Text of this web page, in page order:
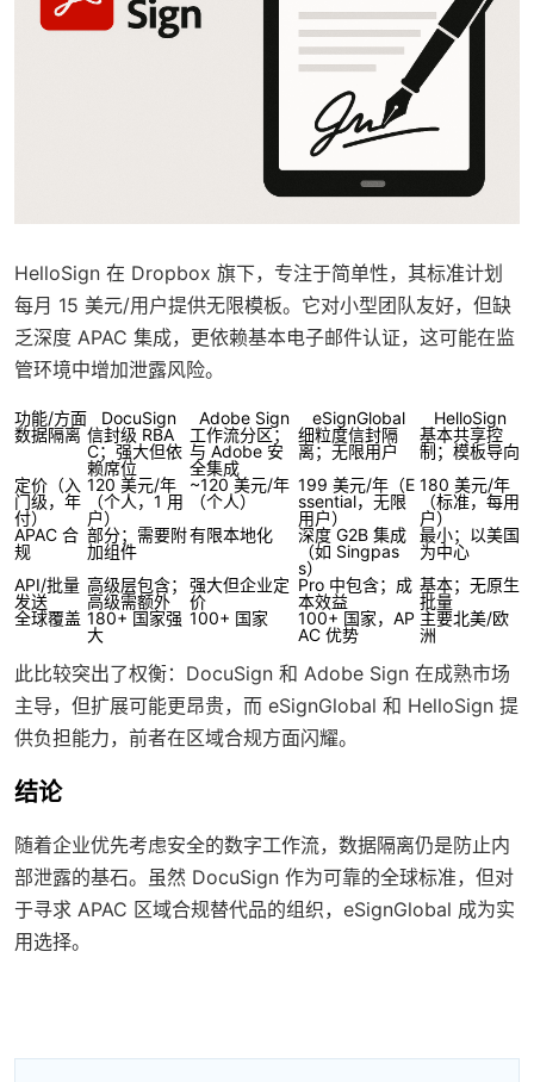
HelloSign 在 Dropbox 旗下，专注于简单性，其标准计划
每月 15 美元/用户提供无限模板。它对小型团队友好，但缺
乏深度 APAC 集成，更依赖基本电子邮件认证，这可能在监
管环境中增加泄露风险。
功能/方面 DocuSign Adobe Sign eSignGlobal
HelloSign
数据隔离 信封级 RBA
C；强大但依
赖席位
工作流分区；
与 Adobe 安
全集成
细粒度信封隔
离；无限用户
基本共享控
制；模板导向
定价（入
门级，年
付）
120 美元/年
（个人，1 用
户）
~120 美元/年
（个人）
199 美元/年（E
ssential，无限
用户）
180 美元/年
（标准，每用
户）
APAC 合
规
部分；需要附
加组件
有限本地化
深度 G2B 集成
（如 Singpas
s）
最小；以美国
为中心
API/批量
发送
高级层包含；
高级需额外
强大但企业定
价
Pro 中包含；成
本效益
基本；无原生
批量
全球覆盖 180+ 国家强
大
100+ 国家
100+ 国家，AP
AC 优势
主要北美/欧
洲
此比较突出了权衡：DocuSign 和 Adobe Sign 在成熟市场
主导，但扩展可能更昂贵，而 eSignGlobal 和 HelloSign 提
供负担能力，前者在区域合规方面闪耀。
结论
随着企业优先考虑安全的数字工作流，数据隔离仍是防止内
部泄露的基石。虽然 DocuSign 作为可靠的全球标准，但对
于寻求 APAC 区域合规替代品的组织，eSignGlobal 成为实
用选择。